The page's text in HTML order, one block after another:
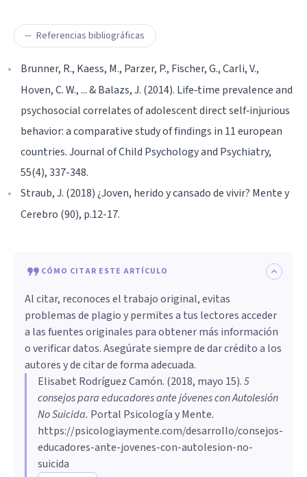
Referencias bibliográficas
Brunner, R., Kaess, M., Parzer, P., Fischer, G., Carli, V.,
Hoven, C. W., ... & Balazs, J. (2014). Life‐time prevalence and
psychosocial correlates of adolescent direct self‐injurious
behavior: a comparative study of findings in 11 european
countries. Journal of Child Psychology and Psychiatry,
55(4), 337-348.
Straub, J. (2018) ¿Joven, herido y cansado de vivir? Mente y
Cerebro (90), p.12-17.
CÓMO CITAR ESTE ARTÍCULO
Al citar, reconoces el trabajo original, evitas
problemas de plagio y permites a tus lectores acceder
a las fuentes originales para obtener más información
o verificar datos. Asegúrate siempre de dar crédito a los
autores y de citar de forma adecuada.
Elisabet Rodríguez Camón. (2018, mayo 15).5
consejos para educadores ante jóvenes con Autolesión
No Suicida. Portal Psicología y Mente.
https://psicologiaymente.com/desarrollo/consejos-
educadores-ante-jovenes-con-autolesion-no-
suicida